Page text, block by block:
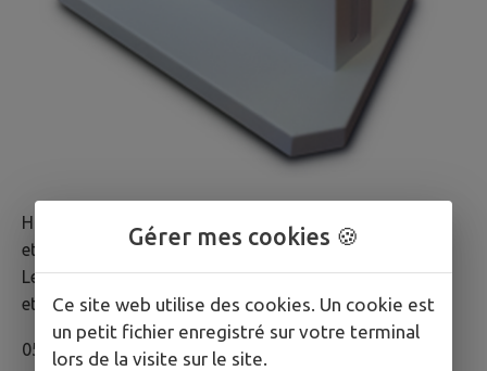
Horaires du lundi au vendredi 9h à 12h
et de 14h à 19h
Le samedi 9h à 12h30
et de 14h à 16h
05 55 98 30 16
Gérer mes cookies 🍪
Ce site web utilise des cookies. Un cookie est
un petit fichier enregistré sur votre terminal
lors de la visite sur le site.